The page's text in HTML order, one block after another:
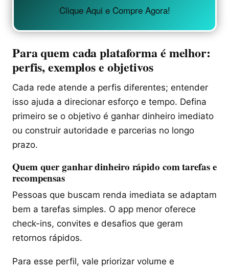
Clique Aqui e Compre Agora!
Para quem cada plataforma é melhor:
perfis, exemplos e objetivos
Cada rede atende a perfis diferentes; entender
isso ajuda a direcionar esforço e tempo. Defina
primeiro se o objetivo é ganhar dinheiro imediato
ou construir autoridade e parcerias no longo
prazo.
Quem quer ganhar dinheiro rápido com tarefas e
recompensas
Pessoas que buscam renda imediata se adaptam
bem a tarefas simples. O app menor oferece
check-ins, convites e desafios que geram
retornos rápidos.
Para esse perfil, vale priorizar volume e